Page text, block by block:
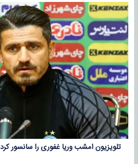
تلویزیون امشب وریا غفوری را سانسور کرد